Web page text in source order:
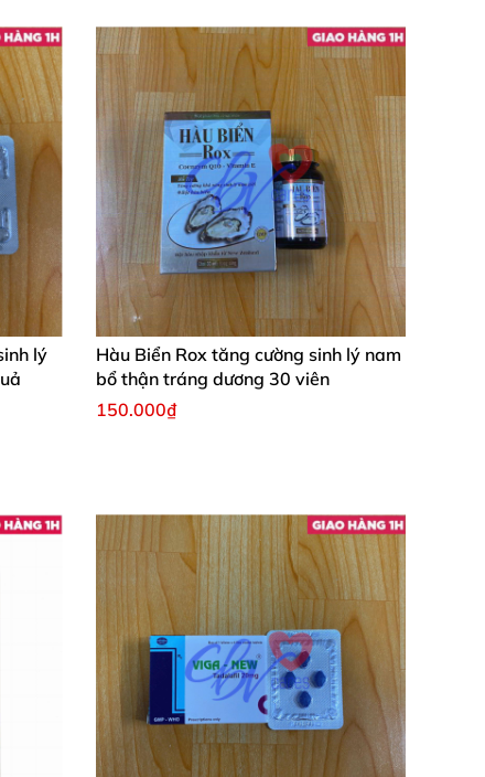
lý
Hàu Biển Rox tăng cường sinh lý nam
bổ thận tráng dương 30 viên
150.000₫